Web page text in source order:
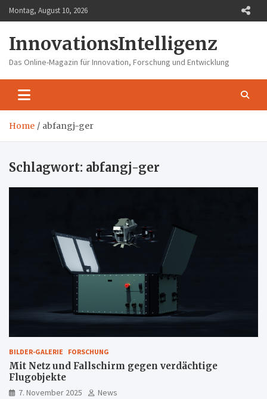
Skip
to
Montag, August 10, 2026
InnovationsIntelligenz
Das Online-Magazin für Innovation, Forschung und Entwicklung
Home abfangj-ger
Schlagwort: abfangj-ger
BILDER-GALERIE FORSCHUNG
Mit Netz und Fallschirm gegen verdächtige
Flugobjekte
7. November 2025
News